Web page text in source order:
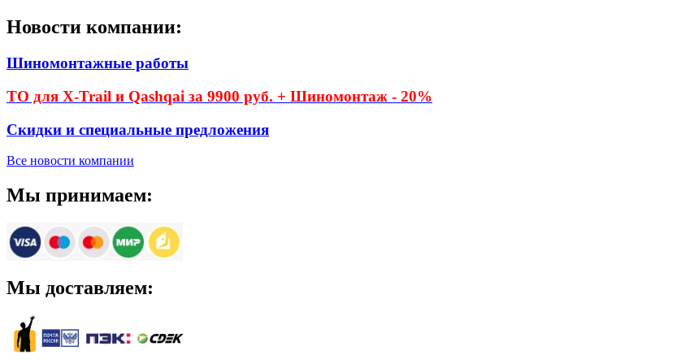
Новости компании:
Шиномонтажные работы
ТО для X-Trail и Qashqai за 9900 руб. + Шиномонтаж - 20%
Скидки и специальные предложения
Все новости компании
Мы принимаем:
Мы доставляем: